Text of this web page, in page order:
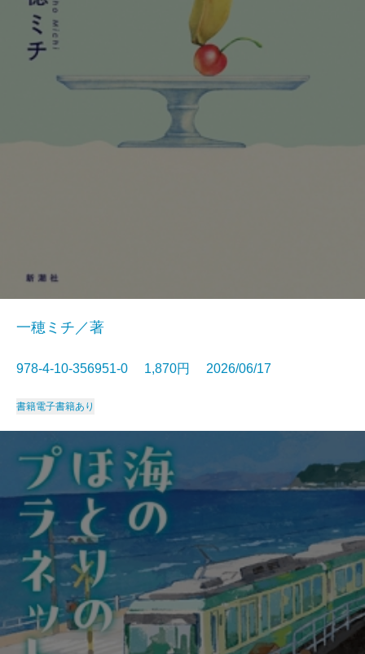
一穂ミチ／著
978-4-10-356951-0 1,870円 2026/06/17
書籍電子書籍あり